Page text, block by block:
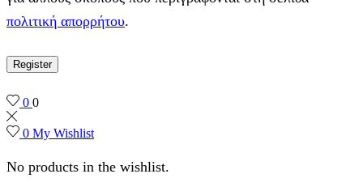
πολιτική απορρήτου.
Register
0 0
0 My Wishlist
No products in the wishlist.